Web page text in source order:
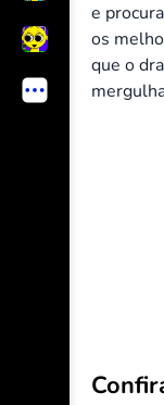
e
os
que o